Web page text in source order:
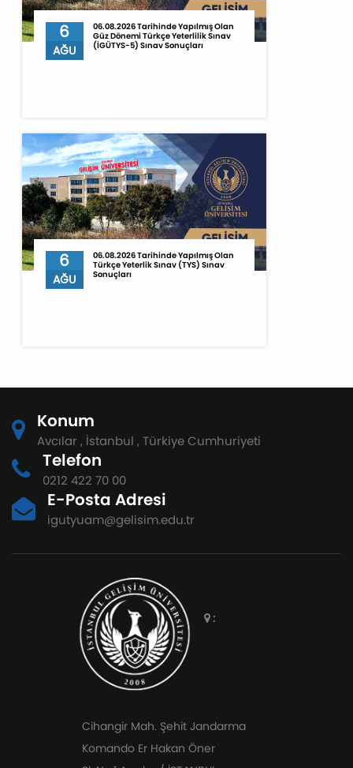
6
AĞU
06.08.2026 Tarihinde Yapılmış Olan
Güz Dönemi Türkçe Yeterlilik Sınav
(İGÜTYS-5) Sınav Sonuçları
6
AĞU
06.08.2026 Tarihinde Yapılmış Olan
Türkçe Yeterlik Sınav (TYS) Sınav
Sonuçları
Konum
Avcılar , İstanbul , Türkiye Cumhuriyeti
Telefon
0212 422 70 00
E-Posta Adresi
igutyuam@gelisim.edu.tr
:
Cihangir Mah. Şehit Jandarma
Komando Er Hakan Öner